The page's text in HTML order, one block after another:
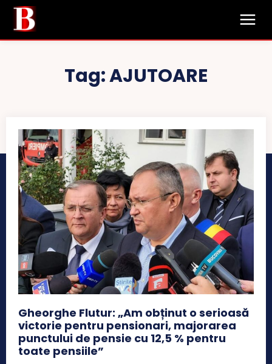
Tag:AJUTOARE
Gheorghe Flutur: „Am obținut o serioasă
victorie pentru pensionari, majorarea
punctului de pensie cu 12,5 % pentru
toate pensiile”